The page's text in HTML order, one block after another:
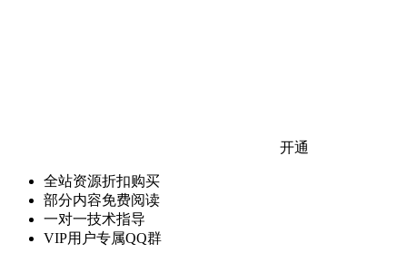
开通
全站资源折扣购买
部分内容免费阅读
一对一技术指导
VIP用户专属QQ群